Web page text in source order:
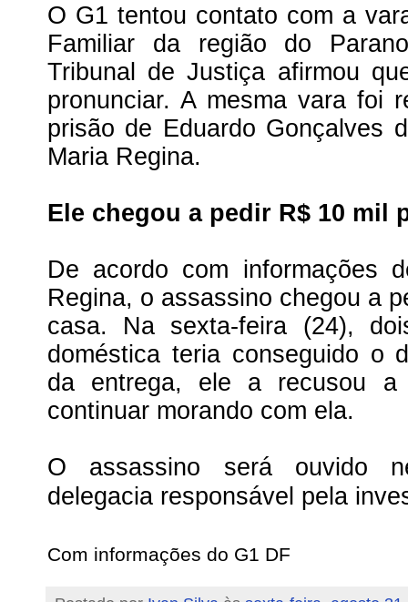
O G1 tentou contato com a
Familiar da região do
Tribunal de Justiça afirmou
pronunciar. A mesma vara foi
prisão de Eduardo Gonçalves
Maria Regina.
Ele chegou a pedir R$ 10 mil
De acordo com informações
Regina, o assassino chegou a
casa. Na sexta-feira (24),
doméstica teria conseguido o
da entrega, ele a recusou
continuar morando com ela.
O assassino será ouvido
delegacia responsável pela
Com informações do G1 DF